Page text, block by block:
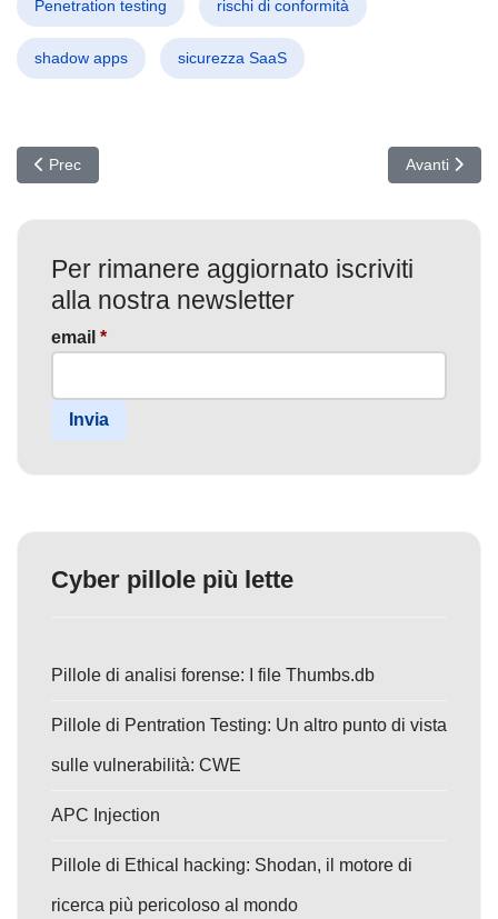
Penetration testing rischi di conformità
shadow apps sicurezza SaaS
Articolo precedente: Phishing Avanzato: Hacker Rubano
Prec Articolo
Avanti
Per rimanere aggiornato iscriviti
alla nostra newsletter
email *
Invia
Cyber pillole più lette
Pillole di analisi forense: I file Thumbs.db
Pillole di Pentration Testing: Un altro punto di vista
sulle vulnerabilità: CWE
APC Injection
Pillole di Ethical hacking: Shodan, il motore di
ricerca più pericoloso al mondo